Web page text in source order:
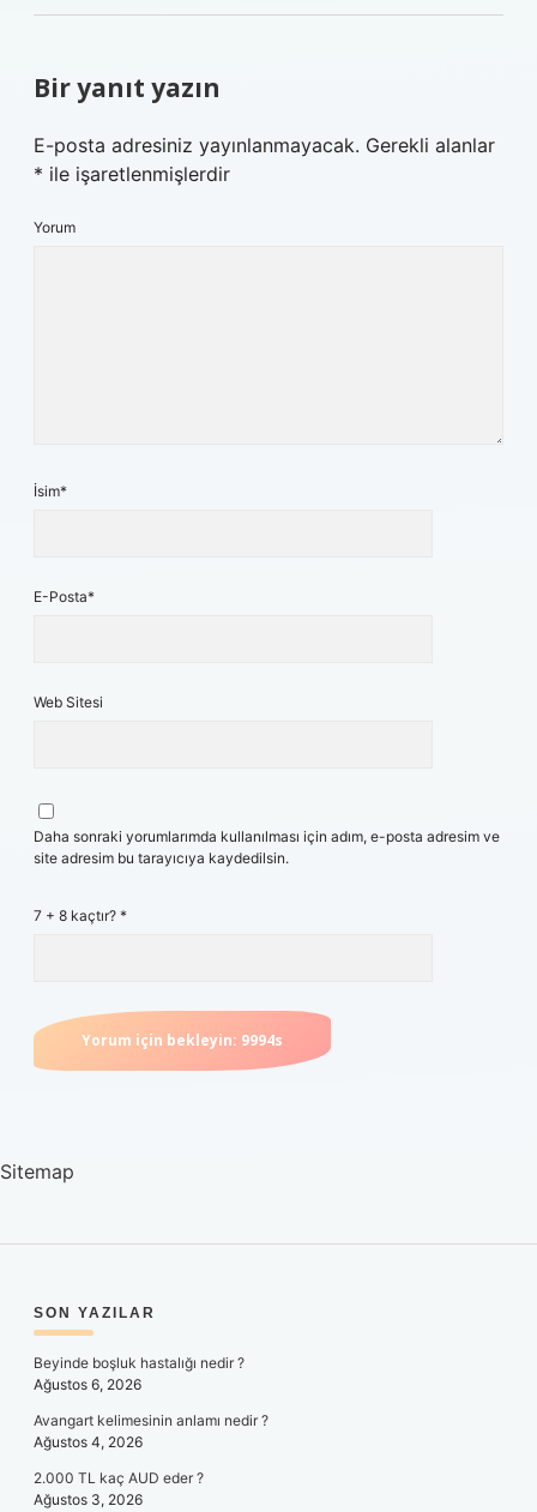
Bir yanıt yazın
E-posta adresiniz yayınlanmayacak. Gerekli alanlar
* ile işaretlenmişlerdir
Yorum
İsim*
E-Posta*
Web Sitesi
Daha sonraki yorumlarımda kullanılması için adım, e-posta adresim ve
site adresim bu tarayıcıya kaydedilsin.
7 + 8 kaçtır? *
Sitemap
SIDEBAR
SON YAZILAR
Beyinde boşluk hastalığı nedir ?
Ağustos 6, 2026
Avangart kelimesinin anlamı nedir ?
Ağustos 4, 2026
2.000 TL kaç AUD eder ?
Ağustos 3, 2026